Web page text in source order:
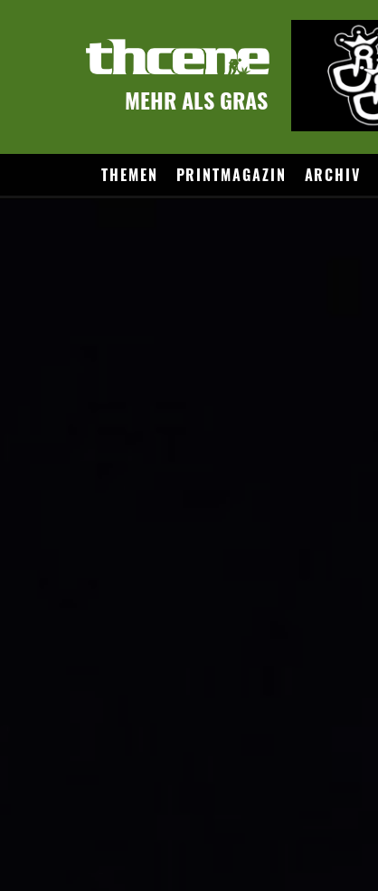
MEHR ALS GRAS
THEMEN PRINTMAGAZIN ARCHIV